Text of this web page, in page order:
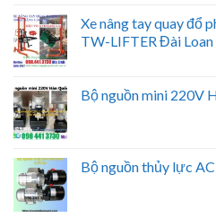
Xe nâng tay quay đổ
TW-LIFTER Đài Loan
Bộ nguồn mini 220V
Bộ nguồn thủy lực